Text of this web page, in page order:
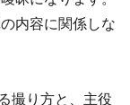
内容に関係しな
撮り方と、主役